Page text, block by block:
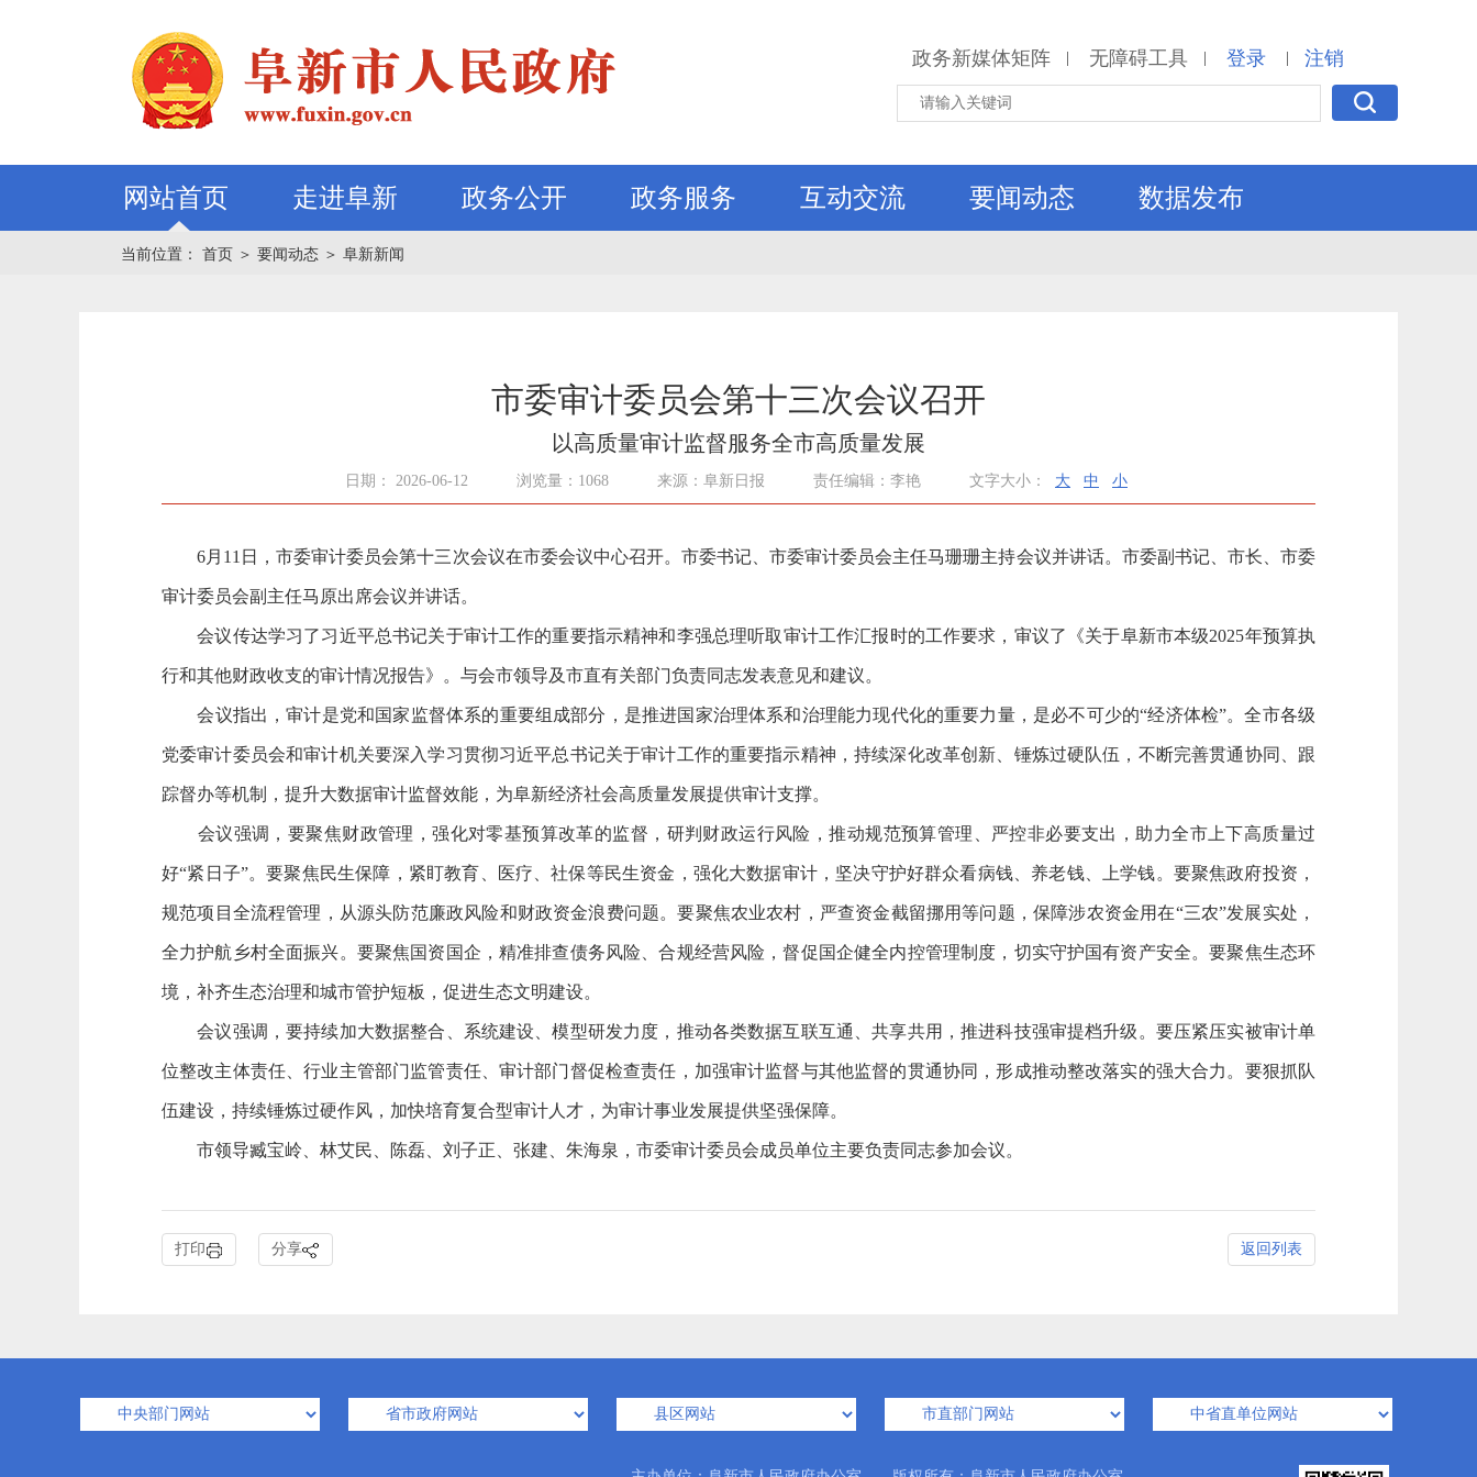
政务新媒体矩阵 | 无障碍工具 | 登录 | 注销
网站首页 走进阜新 政务公开 政务服务 互动交流 要闻动态 数据发布
当前位置： 首页 ＞ 要闻动态 ＞ 阜新新闻
市委审计委员会第十三次会议召开
以高质量审计监督服务全市高质量发展
日期： 2026-06-12 浏览量：1068 来源：阜新日报 责任编辑：李艳 文字大小： 大 中 小
6月11日，市委审计委员会第十三次会议在市委会议中心召开。市委书记、市委审计委员会主任马珊珊主持会议并讲话。市委副书记、市长、市委
审计委员会副主任马原出席会议并讲话。
会议传达学习了习近平总书记关于审计工作的重要指示精神和李强总理听取审计工作汇报时的工作要求，审议了《关于阜新市本级2025年预算执
行和其他财政收支的审计情况报告》。与会市领导及市直有关部门负责同志发表意见和建议。
会议指出，审计是党和国家监督体系的重要组成部分，是推进国家治理体系和治理能力现代化的重要力量，是必不可少的“经济体检”。全市各级
党委审计委员会和审计机关要深入学习贯彻习近平总书记关于审计工作的重要指示精神，持续深化改革创新、锤炼过硬队伍，不断完善贯通协同、跟
踪督办等机制，提升大数据审计监督效能，为阜新经济社会高质量发展提供审计支撑。
会议强调，要聚焦财政管理，强化对零基预算改革的监督，研判财政运行风险，推动规范预算管理、严控非必要支出，助力全市上下高质量过
好“紧日子”。要聚焦民生保障，紧盯教育、医疗、社保等民生资金，强化大数据审计，坚决守护好群众看病钱、养老钱、上学钱。要聚焦政府投资，
规范项目全流程管理，从源头防范廉政风险和财政资金浪费问题。要聚焦农业农村，严查资金截留挪用等问题，保障涉农资金用在“三农”发展实处，
全力护航乡村全面振兴。要聚焦国资国企，精准排查债务风险、合规经营风险，督促国企健全内控管理制度，切实守护国有资产安全。要聚焦生态环
境，补齐生态治理和城市管护短板，促进生态文明建设。
会议强调，要持续加大数据整合、系统建设、模型研发力度，推动各类数据互联互通、共享共用，推进科技强审提档升级。要压紧压实被审计单
位整改主体责任、行业主管部门监管责任、审计部门督促检查责任，加强审计监督与其他监督的贯通协同，形成推动整改落实的强大合力。要狠抓队
伍建设，持续锤炼过硬作风，加快培育复合型审计人才，为审计事业发展提供坚强保障。
市领导臧宝岭、林艾民、陈磊、刘子正、张建、朱海泉，市委审计委员会成员单位主要负责同志参加会议。
打印 分享 返回列表